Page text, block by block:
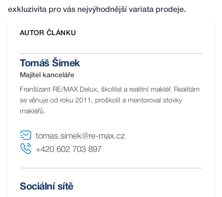
exkluzivita pro vás nejvýhodnější variata prodeje.
AUTOR ČLÁNKU
Tomáš Šimek
Majitel kanceláře
Franšízant RE/MAX Delux, školitel a realitní makléř. Realitám
se věnuje od roku 2011, proškolil a mentoroval stovky
makléřů.
tomas.simek@re-max.cz
+420 602 703 897
Sociální sítě